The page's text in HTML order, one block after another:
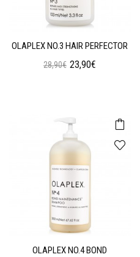
OLAPLEX NO.3 HAIR PERFECTOR
28,90€ 23,90€
OLAPLEX NO.4 BOND